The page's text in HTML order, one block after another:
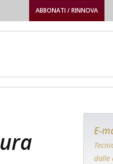
ABBONATI / RINNOVA
E-
dalle